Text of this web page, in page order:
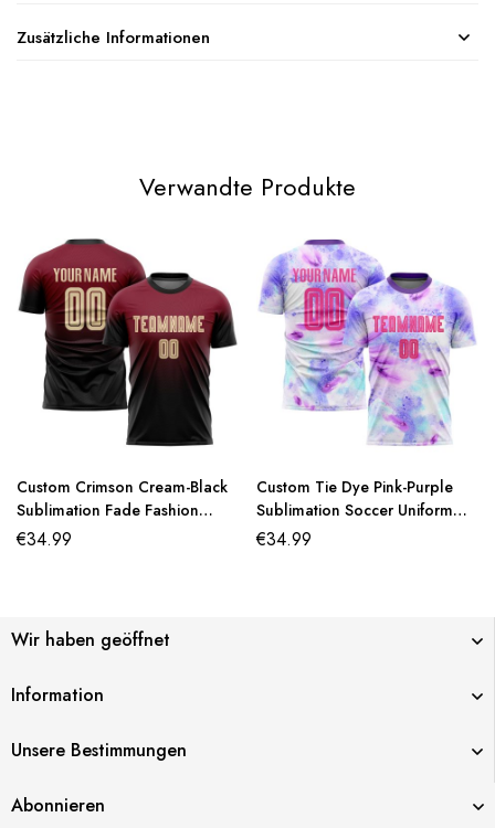
Zusätzliche Informationen
Verwandte Produkte
Custom Crimson Cream-Black
Sublimation Fade Fashion
Soccer Uniform Jersey
€34.99
Custom Tie Dye Pink-Purple
Sublimation Soccer Uniform
Jersey
€34.99
Wir haben geöffnet
Information
Unsere Bestimmungen
Abonnieren